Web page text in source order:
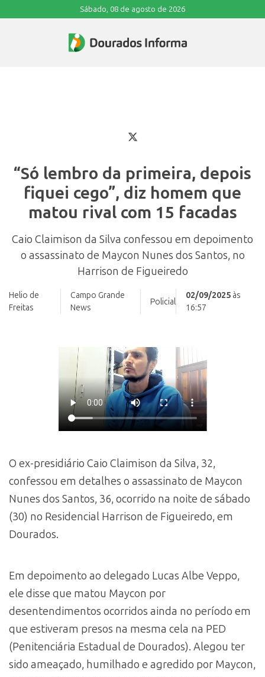
Sábado, 08 de agosto de 2026
“Só lembro da primeira, depois
fiquei cego”, diz homem que
matou rival com 15 facadas
Caio Claimison da Silva confessou em depoimento
o assassinato de Maycon Nunes dos Santos, no
Harrison de Figueiredo
Helio de
Freitas
Campo Grande
News
Policial
02/09/2025 às
16:57
O ex-presidiário Caio Claimison da Silva, 32,
confessou em detalhes o assassinato de Maycon
Nunes dos Santos, 36, ocorrido na noite de sábado
(30) no Residencial Harrison de Figueiredo, em
Dourados.
Em depoimento ao delegado Lucas Albe Veppo,
ele disse que matou Maycon por
desentendimentos ocorridos ainda no período em
que estiveram presos na mesma cela na PED
(Penitenciária Estadual de Dourados). Alegou ter
sido ameaçado, humilhado e agredido por Maycon,